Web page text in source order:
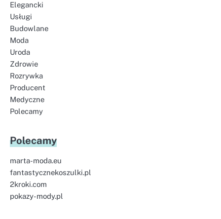
Elegancki
Usługi
Budowlane
Moda
Uroda
Zdrowie
Rozrywka
Producent
Medyczne
Polecamy
Polecamy
marta-moda.eu
fantastycznekoszulki.pl
2kroki.com
pokazy-mody.pl